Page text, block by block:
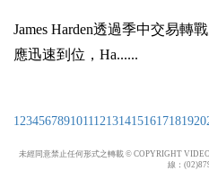
James Harden透過季中交易轉
應迅速到位，Ha......
1234567891011121314151617181920
未經同意禁止任何形式之轉載 © COPYRIGHT
線：